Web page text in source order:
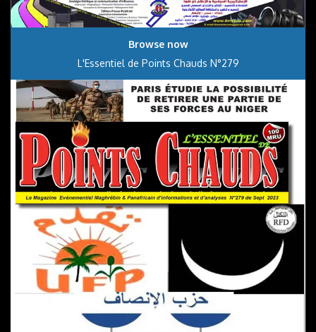
Browse now
L'Essentiel de Points Chauds N°279